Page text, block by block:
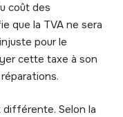
coût des
que la TVA ne sera
pour le
cette taxe à son
Selon la